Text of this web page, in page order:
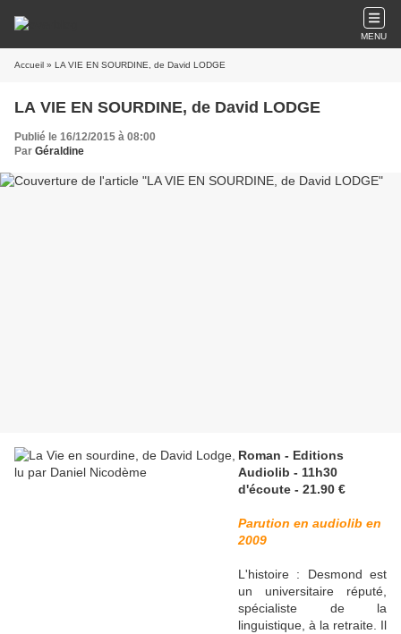
MENU
Accueil » LA VIE EN SOURDINE, de David LODGE
LA VIE EN SOURDINE, de David LODGE
Publié le 16/12/2015 à 08:00
Par Géraldine
Roman - Editions
Audiolib - 11h30
d'écoute - 21.90 €
Parution en audiolib en
2009
L'histoire : Desmond est
un universitaire réputé,
spécialiste de la
linguistique, à la retraite. Il